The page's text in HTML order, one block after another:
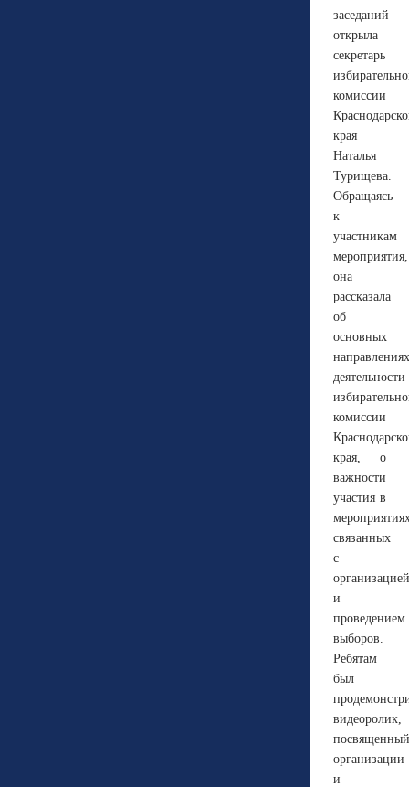
заседаний
открыла
секретарь
комиссии
края
Наталья
Турищева.
Обращаясь
к
участникам
мероприятия,
она
рассказала
об
основных
направлениях
деятельности
комиссии
края, о
важности
участия в
связанных
с
организацией
и
проведением
выборов.
Ребятам
был
видеоролик,
посвященный
организации
и